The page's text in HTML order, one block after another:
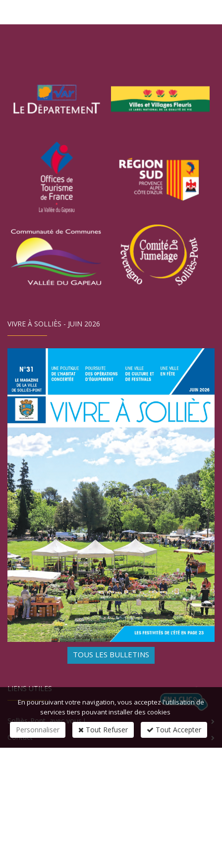
VIVRE À SOLLIÈS - JUIN 2026
TOUS LES BULLETINS
LIENS UTILES
Solliès-Pont, avec vous !
Contact
En poursuivant votre navigation, vous acceptez l'utilisation de
services tiers pouvant installer des cookies
Personnaliser Tout Refuser Tout Accepter